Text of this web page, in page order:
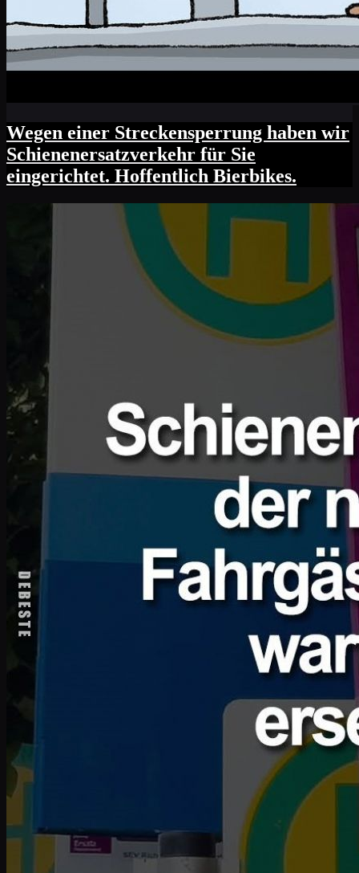
Wegen einer Streckensperrung haben wir
Schienenersatzverkehr für Sie
eingerichtet. Hoffentlich Bierbikes.